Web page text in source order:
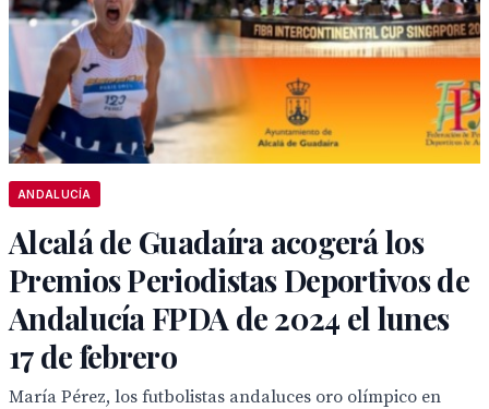
ANDALUCÍA
Alcalá de Guadaíra acogerá los
Premios Periodistas Deportivos de
Andalucía FPDA de 2024 el lunes
17 de febrero
María Pérez, los futbolistas andaluces oro olímpico en